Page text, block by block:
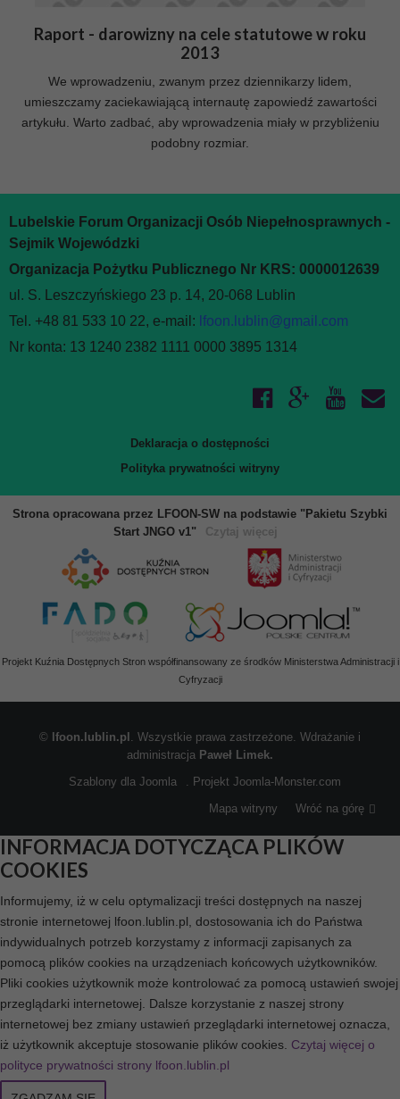
Raport - darowizny na cele statutowe w roku
2013
We wprowadzeniu, zwanym przez dziennikarzy lidem,
umieszczamy zaciekawiającą internautę zapowiedź zawartości
artykułu. Warto zadbać, aby wprowadzenia miały w przybliżeniu
podobny rozmiar.
Lubelskie Forum Organizacji Osób Niepełnosprawnych -
Sejmik Wojewódzki
Organizacja Pożytku Publicznego Nr KRS: 0000012639
ul. S. Leszczyńskiego 23 p. 14, 20-068 Lublin
Tel. +48 81 533 10 22, e-mail: lfoon.lublin@gmail.com
Nr konta: 13 1240 2382 1111 0000 3895 1314
Deklaracja o dostępności
Polityka prywatności witryny
Strona opracowana przez LFOON-SW na podstawie "Pakietu Szybki
Start JNGO v1"
Czytaj więcej
Projekt Kuźnia Dostępnych Stron współfinansowany ze środków Ministerstwa Administracji i
Cyfryzacji
© lfoon.lublin.pl . Wszystkie prawa zastrzeżone. Wdrażanie i
administracja Paweł Limek.
Szablony dla Joomla
. Projekt Joomla-Monster.com
Mapa witryny
Wróć na górę
INFORMACJA DOTYCZĄCA PLIKÓW
COOKIES
Informujemy, iż w celu optymalizacji treści dostępnych na naszej
stronie internetowej lfoon.lublin.pl, dostosowania ich do Państwa
indywidualnych potrzeb korzystamy z informacji zapisanych za
pomocą plików cookies na urządzeniach końcowych użytkowników.
Pliki cookies użytkownik może kontrolować za pomocą ustawień swojej
przeglądarki internetowej. Dalsze korzystanie z naszej strony
internetowej bez zmiany ustawień przeglądarki internetowej oznacza,
iż użytkownik akceptuje stosowanie plików cookies. Czytaj więcej o
polityce prywatności strony lfoon.lublin.pl